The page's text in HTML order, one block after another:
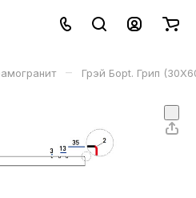
– Грэй Борt. Грип